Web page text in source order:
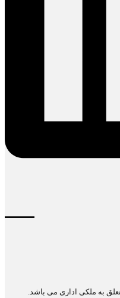
به ملکی اداری می باشد.